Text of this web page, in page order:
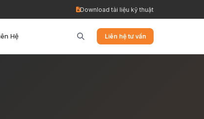
Download tài liệu kỹ thuật
Hệ Liên hệ tư vấn